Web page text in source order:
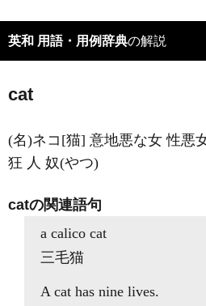
英和 用語・用例辞典の解説
cat
(名)ネコ[猫] 意地悪な女 性悪
狂 人 奴(やつ)
catの関連語句
a calico cat
三毛猫
A cat has nine lives.